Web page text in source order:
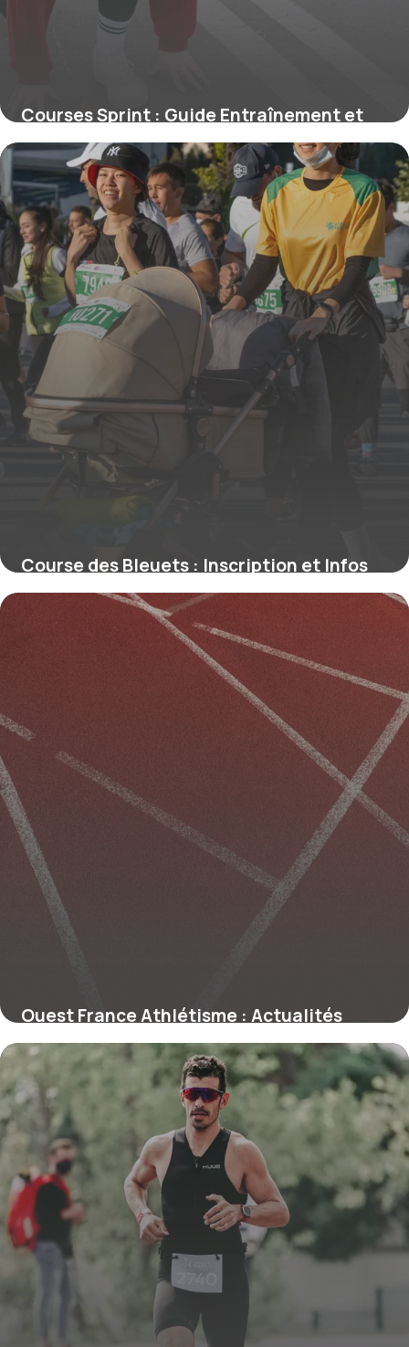
Courses Sprint : Guide Entraînement et
Techniques
3 juin 2026
Course des Bleuets : Inscription et Infos
2026
1 juin 2026
Ouest France Athlétisme : Actualités
Sport 2026
31 mai 2026